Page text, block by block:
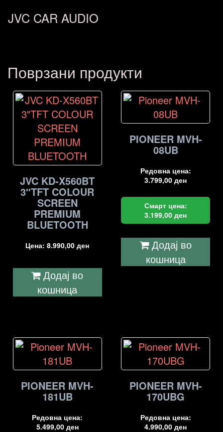
JVC CAR AUDIO
Поврзани продукти
JVC KD-X560BT
3″TFT COLOUR
SCREEN
PREMIUM
BLUETOOTH
Цена:8.990,00ден
Додај во
кошница
PIONEER MVH-
08UB
Редовна цена:
3.799,00ден
Смарт цена:
3.199,00ден
Додај во
кошница
PIONEER MVH-
181UB
Редовна цена:
5.499,00 ден
PIONEER MVH-
170UBG
Редовна цена:
4.990,00ден